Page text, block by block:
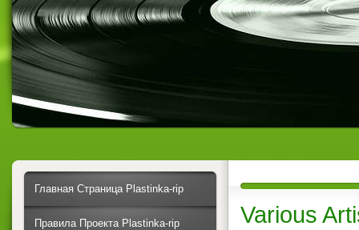
Various
Главная Страница Plastinka-rip
Правила Проекта Plastinka-rip